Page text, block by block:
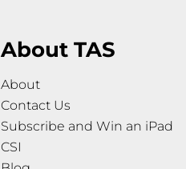
About TAS
About
Contact Us
Subscribe and Win an iPad
CSI